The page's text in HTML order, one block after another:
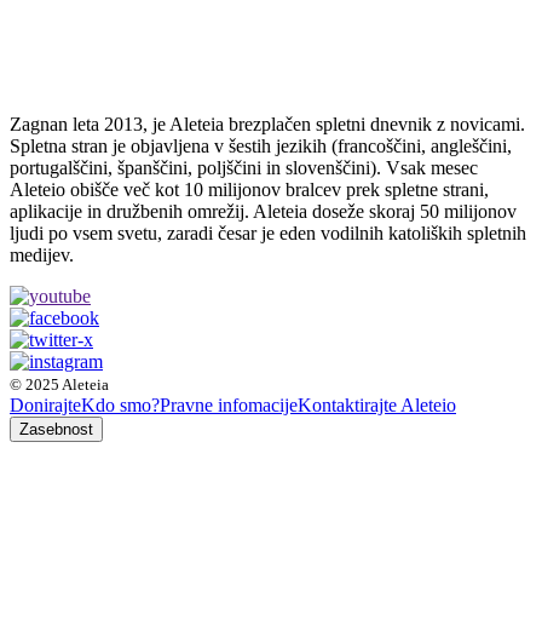
Zagnan leta 2013, je Aleteia brezplačen spletni dnevnik z novicami.
Spletna stran je objavljena v šestih jezikih (francoščini, angleščini,
portugalščini, španščini, poljščini in slovenščini). Vsak mesec
Aleteio obišče več kot 10 milijonov bralcev prek spletne strani,
aplikacije in družbenih omrežij. Aleteia doseže skoraj 50 milijonov
ljudi po vsem svetu, zaradi česar je eden vodilnih katoliških spletnih
medijev.
© 2025 Aleteia
DonirajteKdo smo?Pravne infomacijeKontaktirajte Aleteio
Zasebnost